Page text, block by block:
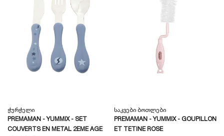
Ჭურჭელი
PREMAMAN - YUMMIX - SET
COUVERTS EN METAL 2EME AGE
Საკვები Ბოთლები
PREMAMAN - YUMMIX - GOUPILLON
ET TETINE ROSE